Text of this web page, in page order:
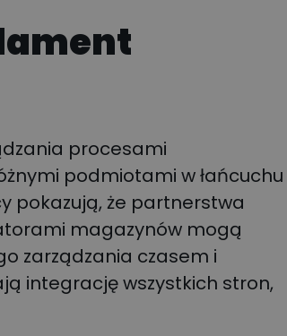
procesami
podmiotami w łańcuchu
pokazują, że partnerstwa
magazynów mogą
zarządzania czasem i
integrację wszystkich stron,